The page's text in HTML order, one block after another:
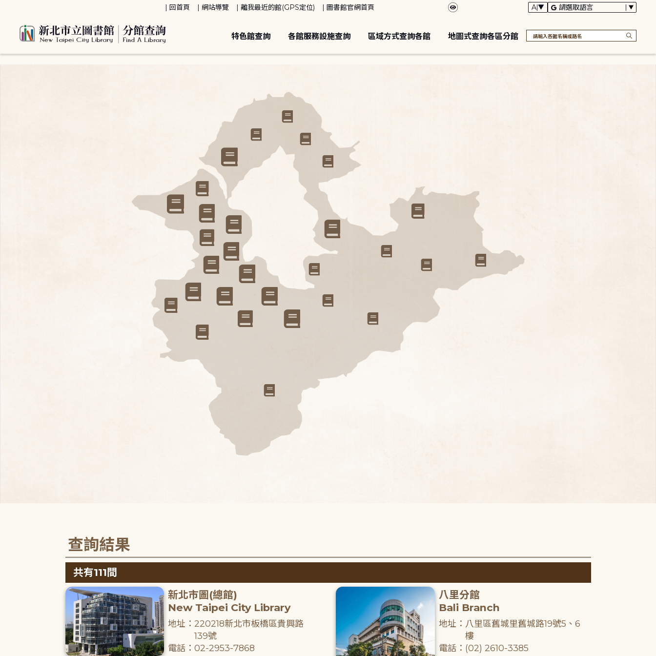
回首頁 網站導覽 離我最近的館(GPS定位) 圖書館官網首頁
特色館查詢 各館服務設施查詢 區域方式查詢各館 地圖式查詢各區分館
查詢結果
共有111間
新北市圖(總館)
New Taipei City Library
地址：220218新北市板橋區貴興路
139號
電話：02-2953-7868
八里分館
Bali Branch
地址：八里區舊城里舊城路19號5、6
樓
電話：(02) 2610-3385